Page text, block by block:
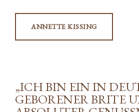
ANNETTE KISSING
„ICH BIN EIN IN
GEBORENER BRITE